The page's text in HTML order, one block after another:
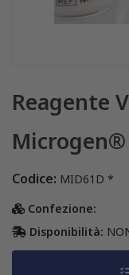
Reagente
Microgen®
Codice: MID61D *
Confezione:
Disponibilità: